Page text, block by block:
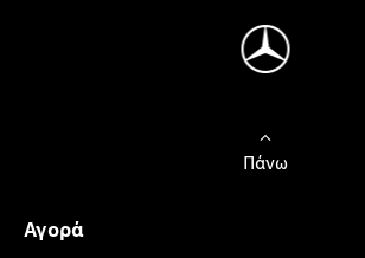
Πάνω
Αγορά